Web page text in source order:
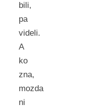
bili,
pa
videli.
A
ko
zna,
mozda
ni